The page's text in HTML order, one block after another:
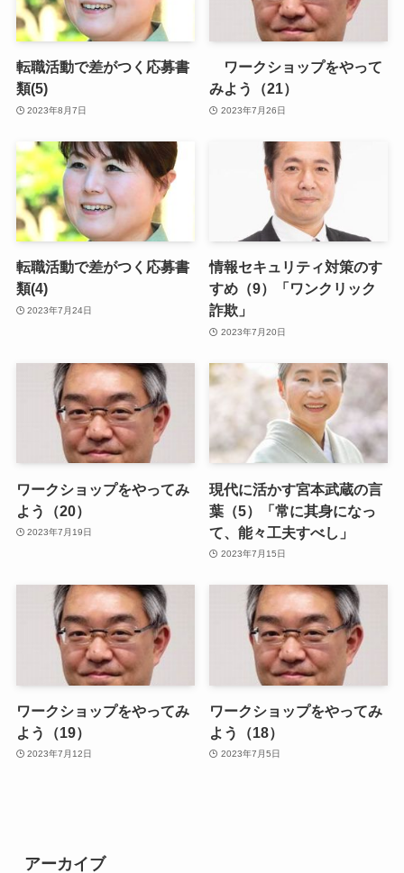
転職活動で差がつく応募書
類(5)
2023年8月7日
ワークショップをやって
みよう（21）
2023年7月26日
転職活動で差がつく応募書
類(4)
2023年7月24日
情報セキュリティ対策のす
すめ（9）「ワンクリック
詐欺」
2023年7月20日
ワークショップをやってみ
よう（20）
2023年7月19日
現代に活かす宮本武蔵の言
葉（5）「常に其身になっ
て、能々工夫すべし」
2023年7月15日
ワークショップをやってみ
よう（19）
2023年7月12日
ワークショップをやってみ
よう（18）
2023年7月5日
アーカイブ